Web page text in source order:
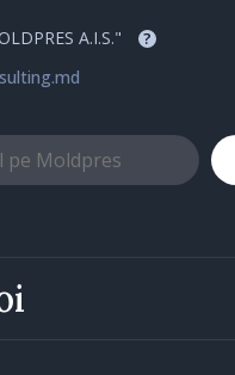
A.I.S." ?